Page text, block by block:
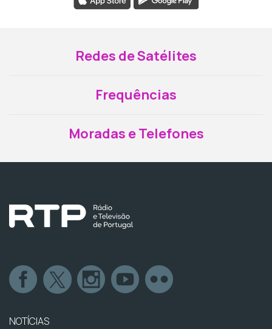
Redes de Satélites
Frequências
Moradas e Telefones
NOTÍCIAS